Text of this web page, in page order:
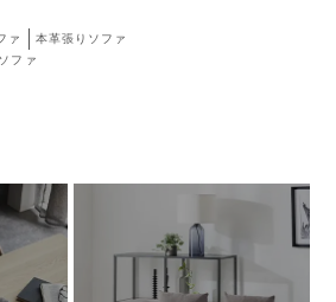
ァ
本革張りソファ
ファ